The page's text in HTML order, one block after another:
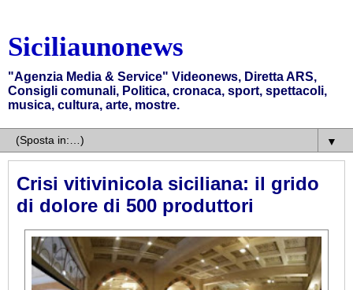
Siciliaunonews
"Agenzia Media & Service" Videonews, Diretta ARS,
Consigli comunali, Politica, cronaca, sport, spettacoli,
musica, cultura, arte, mostre.
▼
Crisi vitivinicola siciliana: il grido
di dolore di 500 produttori